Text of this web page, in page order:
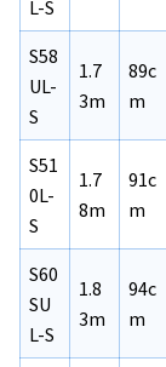
L-S
S58
UL-
S
1.7
3m
89c
m
S51
0L-
S
1.7
8m
91c
m
S60
SU
L-S
1.8
3m
94c
m